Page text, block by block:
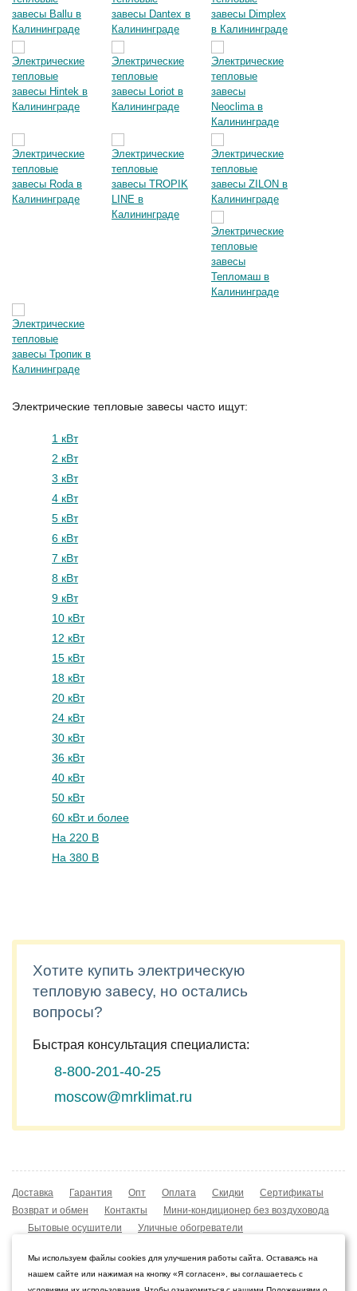
Электрические тепловые завесы часто ищут:
1 кВт
2 кВт
3 кВт
4 кВт
5 кВт
6 кВт
7 кВт
8 кВт
9 кВт
10 кВт
12 кВт
15 кВт
18 кВт
20 кВт
24 кВт
30 кВт
36 кВт
40 кВт
50 кВт
60 кВт и более
На 220 В
На 380 В
Хотите купить электрическую
тепловую завесу, но остались
вопросы?
Быстрая консультация специалиста:
8-800-201-40-25
moscow@mrklimat.ru
Доставка Гарантия Опт Оплата Скидки
Сертификаты
Возврат и обмен
Контакты
Мини-кондиционер без воздуховода
Бытовые осушители
Уличные обогреватели
Охладители воздуха
Конвекторы NOBO
Мы используем файлы cookies для улучшения работы сайта. Оставаясь на
нашем сайте или нажимая на кнопку «Я согласен», вы соглашаетесь с